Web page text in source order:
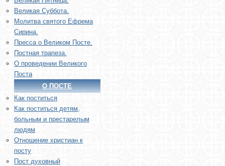
Великая Суббота.
Молитва святого Ефрема
Сирина.
Пресса о Великом Посте.
Постная трапеза.
О проведении Великого
Поста
О ПОСТЕ
Как поститься
Как поститься детям,
больным и престарелым
людям
Отношение христиан к
посту
Пост духовный